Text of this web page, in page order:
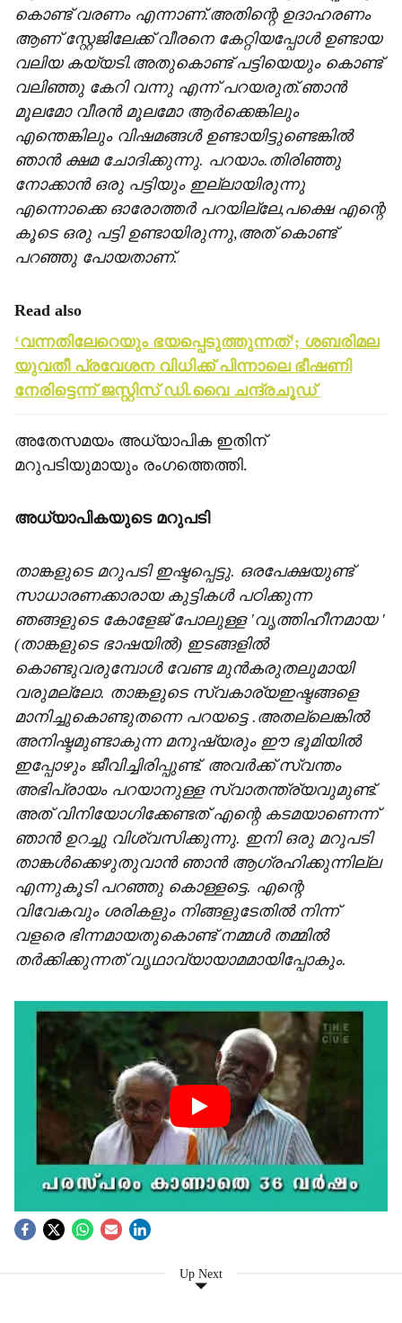
കൊണ്ട് വരണം എന്നാണ്.അതിന്റെ ഉദാഹരണം
ആണ് സ്റ്റേജിലേക്ക് വീരനെ കേറ്റിയപ്പോള്‍ ഉണ്ടായ
വലിയ കയ്യടി.അതുകൊണ്ട് പട്ടിയെയും കൊണ്ട്
വലിഞ്ഞു കേറി വന്നു എന്ന് പറയരുത്.ഞാന്‍
മൂലമോ വീരന്‍ മൂലമോ ആര്‍ക്കെങ്കിലും
എന്തെങ്കിലും വിഷമങ്ങള്‍ ഉണ്ടായിട്ടുണ്ടെങ്കില്‍
ഞാന്‍ ക്ഷമ ചോദിക്കുന്നു. പറയാം.തിരിഞ്ഞു
നോക്കാന്‍ ഒരു പട്ടിയും ഇല്ലായിരുന്നു
എന്നൊക്കെ ഓരോത്തര്‍ പറയില്ലേ,പക്ഷെ എന്റെ
കൂടെ ഒരു പട്ടി ഉണ്ടായിരുന്നു,അത് കൊണ്ട്
പറഞ്ഞു പോയതാണ്.
Read also
‘വന്നതിലേറെയും ഭയപ്പെടുത്തുന്നത്’; ശബരിമല
യുവതീ പ്രവേശന വിധിക്ക് പിന്നാലെ ഭീഷണി
നേരിട്ടെന്ന് ജസ്റ്റിസ് ഡി.വൈ ചന്ദ്രചൂഡ്
അതേസമയം അധ്യാപിക ഇതിന്
മറുപടിയുമായും രംഗത്തെത്തി.
അധ്യാപികയുടെ മറുപടി
താങ്കളുടെ മറുപടി ഇഷ്ടപ്പെട്ടു. ഒരപേക്ഷയുണ്ട്
സാധാരണക്കാരായ കുട്ടികള്‍ പഠിക്കുന്ന
ഞങ്ങളുടെ കോളേജ് പോലുള്ള 'വൃത്തിഹീനമായ '
(താങ്കളുടെ ഭാഷയില്‍) ഇടങ്ങളില്‍
കൊണ്ടുവരുമ്പോള്‍ വേണ്ട മുന്‍കരുതലുമായി
വരുമല്ലോ. താങ്കളുടെ സ്വകാര്യഇഷ്ടങ്ങളെ
മാനിച്ചുകൊണ്ടുതന്നെ പറയട്ടെ .അതല്ലെങ്കില്‍
അനിഷ്ടമുണ്ടാകുന്ന മനുഷ്യരും ഈ ഭൂമിയില്‍
ഇപ്പോഴും ജീവിച്ചിരിപ്പുണ്ട്. അവര്‍ക്ക് സ്വന്തം
അഭിപ്രായം പറയാനുള്ള സ്വാതന്ത്ര്യവുമുണ്ട്.
അത് വിനിയോഗിക്കേണ്ടത് എന്റെ കടമയാണെന്ന്
ഞാന്‍ ഉറച്ചു വിശ്വസിക്കുന്നു. ഇനി ഒരു മറുപടി
താങ്കള്‍ക്കെഴുതുവാന്‍ ഞാന്‍ ആഗ്രഹിക്കുന്നില്ല
എന്നുകൂടി പറഞ്ഞു കൊള്ളട്ടെ. എന്റെ
വിവേകവും ശരികളും നിങ്ങളുടേതില്‍ നിന്ന്
വളരെ ഭിന്നമായതുകൊണ്ട് നമ്മള്‍ തമ്മില്‍
തര്‍ക്കിക്കുന്നത് വൃഥാവ്യായാമമായിപ്പോകും.
Up Next